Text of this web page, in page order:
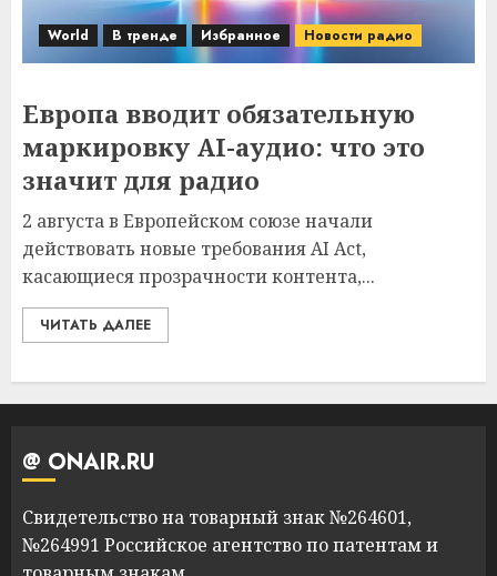
World В тренде Избранное Новости радио
Европа вводит обязательную
маркировку AI-аудио: что это
значит для радио
2 августа в Европейском союзе начали
действовать новые требования AI Act,
касающиеся прозрачности контента,...
ЧИТАТЬ ДАЛЕЕ
@ ONAIR.RU
Свидетельство на товарный знак №264601,
№264991 Российское агентство по патентам и